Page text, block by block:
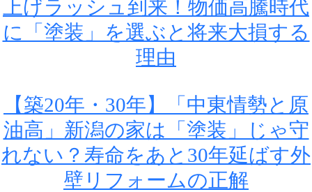
上げラッシュ到来！物価高騰時代
に「塗装」を選ぶと将来大損する
理由
【築20年・30年】「中東情勢と原
油高」新潟の家は「塗装」じゃ守
れない？寿命をあと30年延ばす外
壁リフォームの正解